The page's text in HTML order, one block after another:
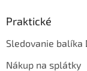
Praktické
Sledovanie balíka
Nákup na splátky